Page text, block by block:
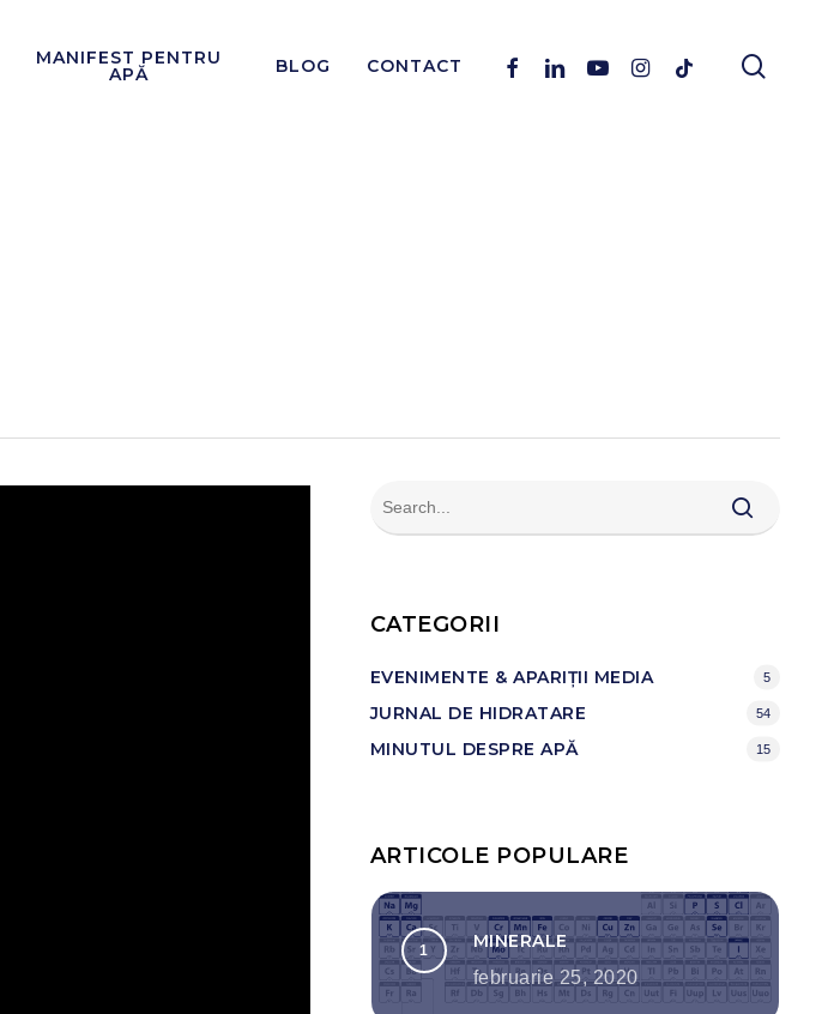
MANIFEST PENTRU
APĂ BLOG CONTACT Facebook
LinkedinYoutubeInstagram
Tiktok
CATEGORII
EVENIMENTE & APARIȚII MEDIA 5
JURNAL DE HIDRATARE 54
MINUTUL DESPRE APĂ 15
ARTICOLE POPULARE
MINERALE
februarie 25, 2020